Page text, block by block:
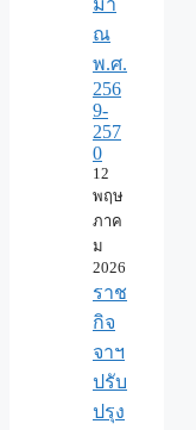
มา
ณ
พ.ศ.
256
9-
257
0
12
พฤษ
ภาค
ม
2026
ราช
กิจ
จาฯ
ปรับ
ปรุง